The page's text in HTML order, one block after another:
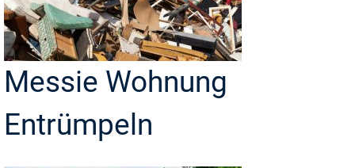
Messie Wohnung
Entrümpeln